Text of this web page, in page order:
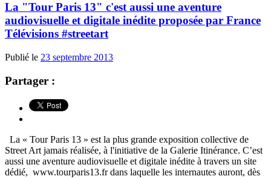
La "Tour Paris 13" c'est aussi une aventure
audiovisuelle et digitale inédite proposée par France
Télévisions #streetart
Publié le 23 septembre 2013
Partager :
La « Tour Paris 13 » est la plus grande exposition collective de
Street Art jamais réalisée, à l'initiative de la Galerie Itinérance. C’est
aussi une aventure audiovisuelle et digitale inédite à travers un site
dédié, www.tourparis13.fr dans laquelle les internautes auront, dès